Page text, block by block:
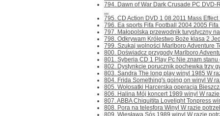
794. Dawn of War Dark Crusade PC DVD-
...
795. CD Action DVD 1 08.2011 Mass
796. Ea sports Fifa Football 2004 2005
797. Małopolska przewodnik turystyczny
798. Odkrywam Królestwo Boże klasa 2
799. Szukaj wolności Marlboro Adventure
800. Doświadcz przygody Marlboro
801. Syberia CD 1 Play Pc Nie znam
802. Dystynkcje porucznik pochewka trzy
803. Sandra The long play winyl 1985 W
804. Frida Something's going on winyl W
805. Wołosatki Harcerska operacja
806. Halina Mój koncert 1989 winyl W
807. ABBA Chiquitita Lovelight Tonpress
808. Pora na telesfora Winyl W razie
809. Wiesława Sós 1989 winyl W razie